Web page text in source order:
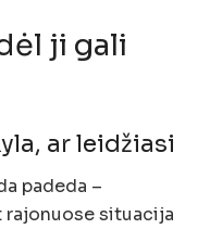
ji gali
ar leidžiasi
padeda –
situacija